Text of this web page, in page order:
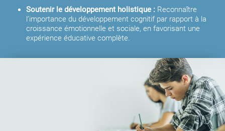
Soutenir le développement holistique : Reconnaître
l’importance du développement cognitif par rapport à la
croissance émotionnelle et sociale, en favorisant une
expérience éducative complète.